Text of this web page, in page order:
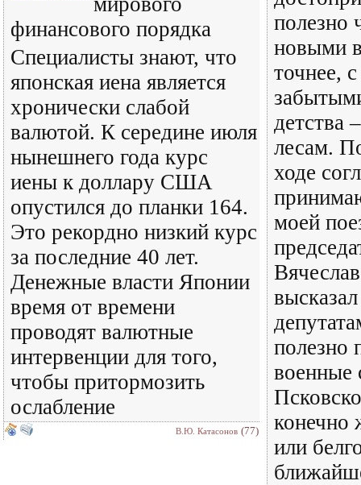
финансового порядка
Специалисты знают, что
японская иена является
хронически слабой
валютой. К середине июля
нынешнего года курс
иены к доллару США
опустился до планки 164.
Это рекордно низкий курс
за последние 40 лет.
Денежные власти Японии
время от времени
проводят валютные
интервенции для того,
чтобы притормозить
ослабление
В.Ю. Катасонов (77)
полезно
новыми
точнее,
детства
лесам.
ходе
моей
полезно
военные
конечно
или